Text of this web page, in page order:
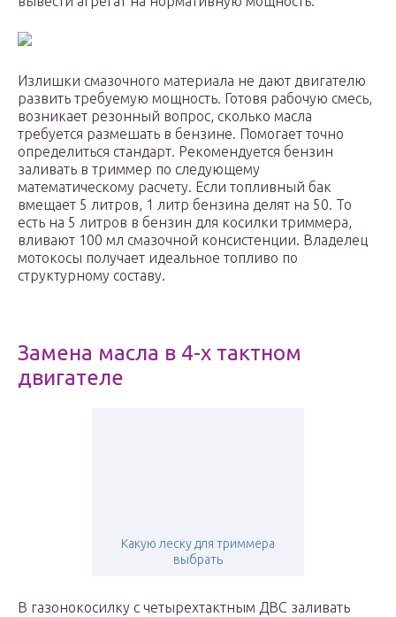
Излишки смазочного материала не дают двигателю
развить требуемую мощность. Готовя рабочую смесь,
возникает резонный вопрос, сколько масла
требуется размешать в бензине. Помогает точно
определиться стандарт. Рекомендуется бензин
заливать в триммер по следующему
математическому расчету. Если топливный бак
вмещает 5 литров, 1 литр бензина делят на 50. То
есть на 5 литров в бензин для косилки триммера,
вливают 100 мл смазочной консистенции. Владелец
мотокосы получает идеальное топливо по
структурному составу.
Замена масла в 4-х тактном
двигателе
Какую леску для триммера
выбрать
В газонокосилку с четырехтактным ДВС заливать